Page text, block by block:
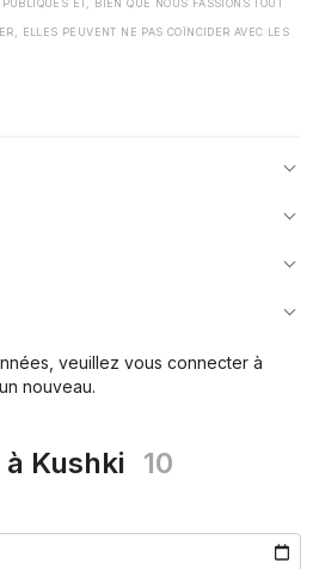
ET, BIEN QUE NOUS FASSIONS TOUT
ELLES PEUVENT NE PAS COÏNCIDER AVEC LES
***
***
***
veuillez vous connecter à
nouveau.
Kushki 10